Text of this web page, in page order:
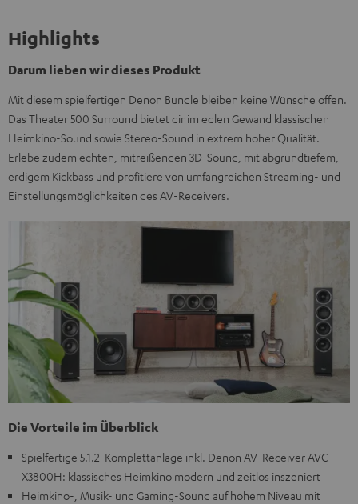
Highlights
Darum lieben wir dieses Produkt
Mit diesem spielfertigen Denon Bundle bleiben keine Wünsche offen.
Das Theater 500 Surround bietet dir im edlen Gewand klassischen
Heimkino-Sound sowie Stereo-Sound in extrem hoher Qualität.
Erlebe zudem echten, mitreißenden 3D-Sound, mit abgrundtiefem,
erdigem Kickbass und profitiere von umfangreichen Streaming- und
Einstellungsmöglichkeiten des AV-Receivers.
Die Vorteile im Überblick
Spielfertige 5.1.2-Komplettanlage inkl. Denon AV-Receiver AVC-
X3800H: klassisches Heimkino modern und zeitlos inszeniert
Heimkino-, Musik- und Gaming-Sound auf hohem Niveau mit